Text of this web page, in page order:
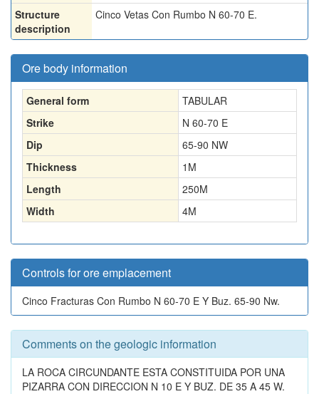
Structure
description
Cinco Vetas Con Rumbo N 60-70 E.
Ore body information
General form
TABULAR
Strike
N 60-70 E
Dip
65-90 NW
Thickness
1 M
Length
250M
Width
4M
Controls for ore emplacement
Cinco Fracturas Con Rumbo N 60-70 E Y Buz. 65-90 Nw.
Comments on the geologic information
LA ROCA CIRCUNDANTE ESTA CONSTITUIDA POR UNA
PIZARRA CON DIRECCION N 10 E Y BUZ. DE 35 A 45 W.